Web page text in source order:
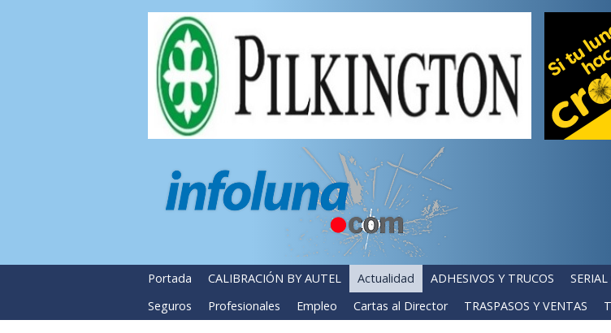
Portada CALIBRACIÓN BY AUTEL Actualidad ADHESIVOS Y TRUCOS
Seguros
Profesionales Empleo Cartas al Director TRASPASOS Y VENTAS